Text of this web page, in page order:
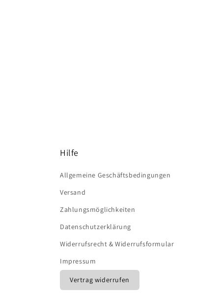
Hilfe
Allgemeine Geschäftsbedingungen
Versand
Zahlungsmöglichkeiten
Datenschutzerklärung
Widerrufsrecht & Widerrufsformular
Impressum
Vertrag widerrufen